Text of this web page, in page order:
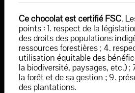
Ce chocolat est certifié FSC.
points : 1. respect de la
des droits des populations
ressources forestières ; 4.
utilisation équitable des
la biodiversité, paysages, etc.)
la forêt et de sa gestion ; 9.
des plantations.